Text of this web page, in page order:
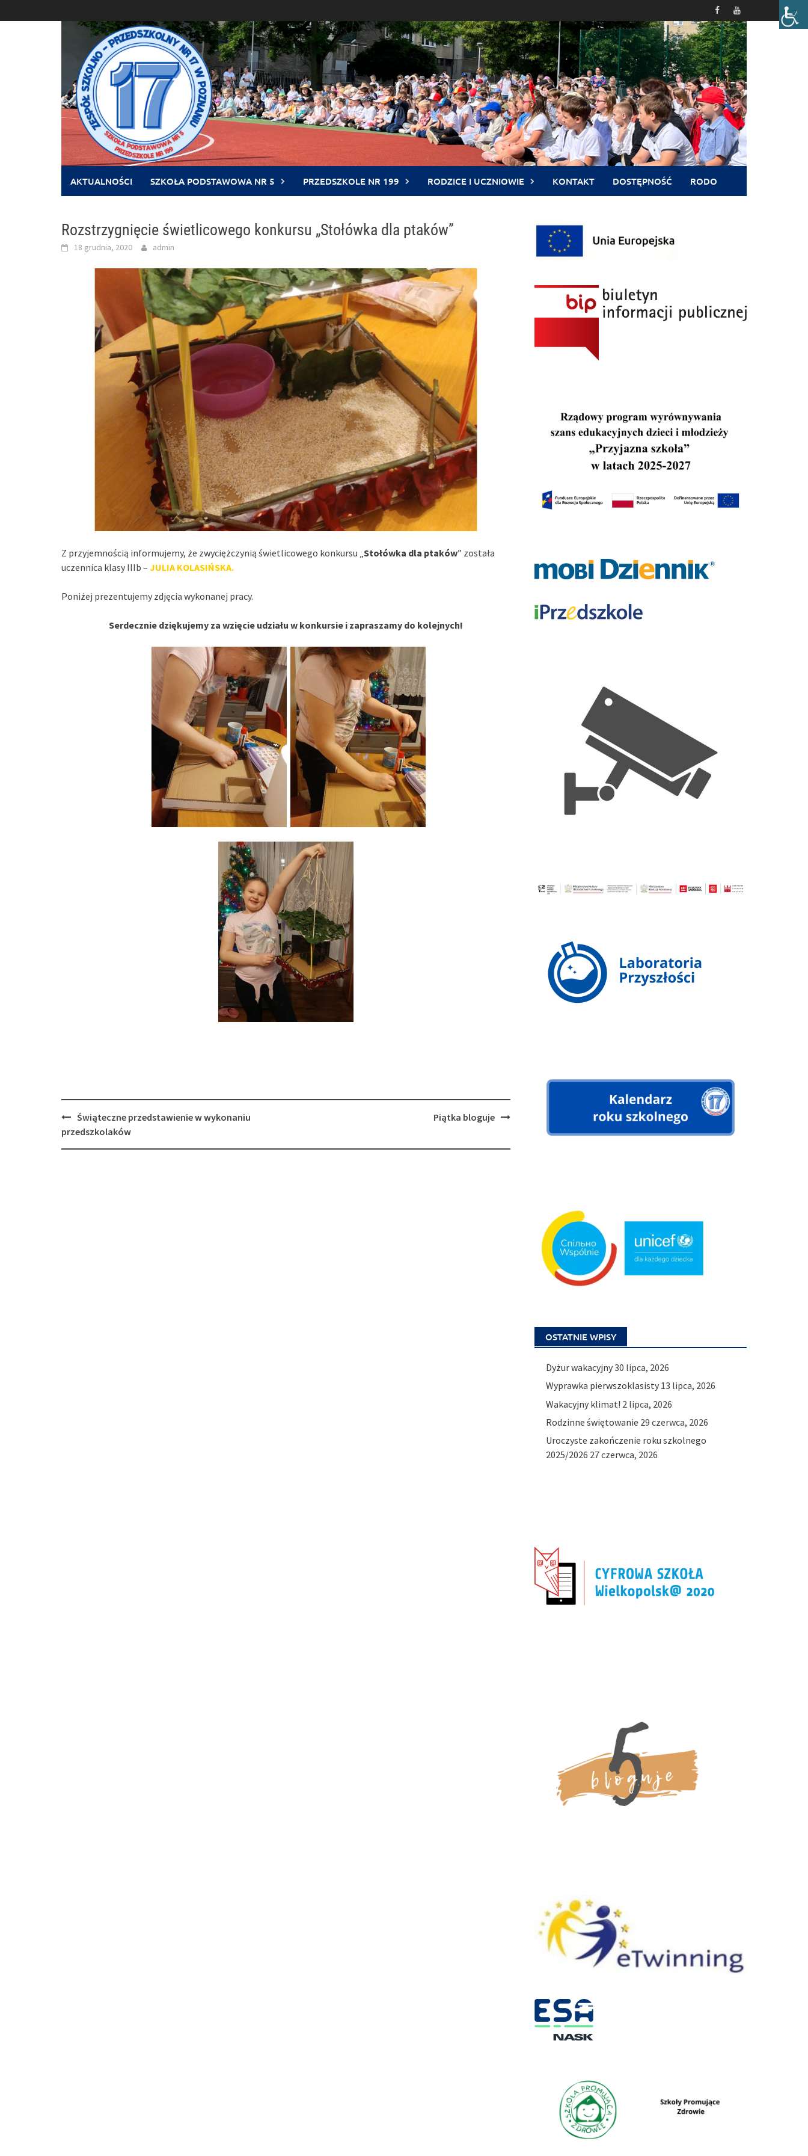
to
AKTUALNOŚCI SZKOŁA PODSTAWOWA NR 5 PRZEDSZKOLE NR 199 RODZICE I UCZNIOWIE KONTAKT DOSTĘPNOŚĆ RODO
Rozstrzygnięcie świetlicowego konkursu „Stołówka dla ptaków”
18 grudnia, 2020 admin
Z przyjemnością informujemy, że zwyciężczynią świetlicowego konkursu „Stołówka dla ptaków” została
uczennica klasy IIIb – JULIA KOLASIŃSKA.
Poniżej prezentujemy zdjęcia wykonanej pracy.
Serdecznie dziękujemy za wzięcie udziału w konkursie i zapraszamy do kolejnych!
Post
navigation
Świąteczne przedstawienie w wykonaniu
przedszkolaków
Piątka bloguje
OSTATNIE WPISY
Dyżur wakacyjny30 lipca, 2026
Wyprawka pierwszoklasisty 13 lipca, 2026
Wakacyjny klimat! 2 lipca, 2026
Rodzinne świętowanie 29 czerwca, 2026
Uroczyste zakończenie roku szkolnego
2025/2026 27 czerwca, 2026